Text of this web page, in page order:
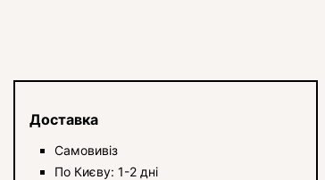
Доставка
Самовивіз
По Києву: 1-2 дні